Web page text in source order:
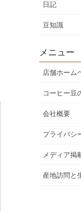
日記
豆知識
メニュー
店舗ホーム
コーヒー豆
会社概要
プライバシ
メディア掲
産地訪問と